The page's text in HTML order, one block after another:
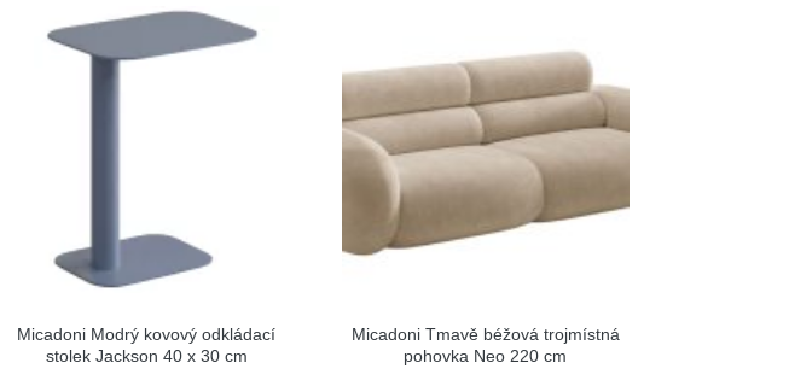
Micadoni Modrý kovový odkládací
stolek Jackson 40 x 30 cm
Micadoni Tmavě béžová trojmístná
pohovka Neo 220 cm